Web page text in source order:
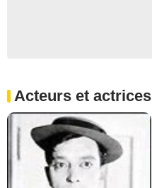
Acteurs et actrices